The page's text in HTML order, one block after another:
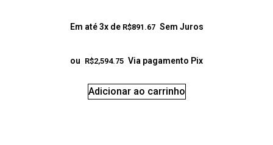
Em até 3x de R$891.67 Sem Juros
ou R$2,594.75 Via pagamento Pix
Adicionar ao carrinho